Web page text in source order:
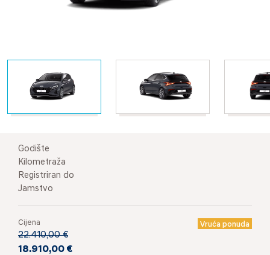
Godište
Kilometraža
Registriran do
Jamstvo
Cijena Vruća ponuda
22.410,00 €
18.910,00 €